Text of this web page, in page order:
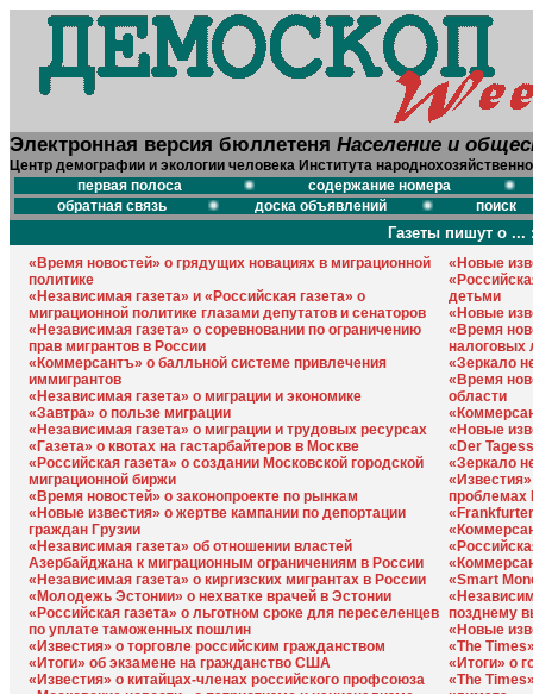
Электронная версия бюллетеня Население и
Центр демографии и экологии человека Института
первая полоса
содержание номера
обратная связь
доска объявлений поиск
Газеты пишут о ...
«Время новостей» о грядущих новациях в миграционной
политике
«Независимая газета» и «Российская газета» о
миграционной политике глазами депутатов и сенаторов
«Независимая газета» о соревновании по ограничению
прав мигрантов в России
«Коммерсантъ» о балльной системе привлечения
иммигрантов
«Независимая газета» о миграции и экономике
«Завтра» о пользе миграции
«Независимая газета» о миграции и трудовых ресурсах
«Газета» о квотах на гастарбайтеров в Москве
«Российская газета» о создании Московской городской
миграционной биржи
«Время новостей» о законопроекте по рынкам
«Новые известия» о жертве кампании по депортации
граждан Грузии
«Независимая газета» об отношении властей
Азербайджана к миграционным ограничениям в России
«Независимая газета» о киргизских мигрантах в России
«Молодежь Эстонии» о нехватке врачей в Эстонии
«Российская газета» о льготном сроке для переселенцев
по уплате таможенных пошлин
«Известия» о торговле российским гражданством
«Итоги» об экзамене на гражданство США
«Известия» о китайцах-членах российского профсоюза
«Новые
детьми
«Новые
«Время
налоговых
«Зеркало
«Время
области
«Новые
«Der
«Зеркало
проблемах
«Smart
позднему
«Новые
«The
«Итоги» о
«The